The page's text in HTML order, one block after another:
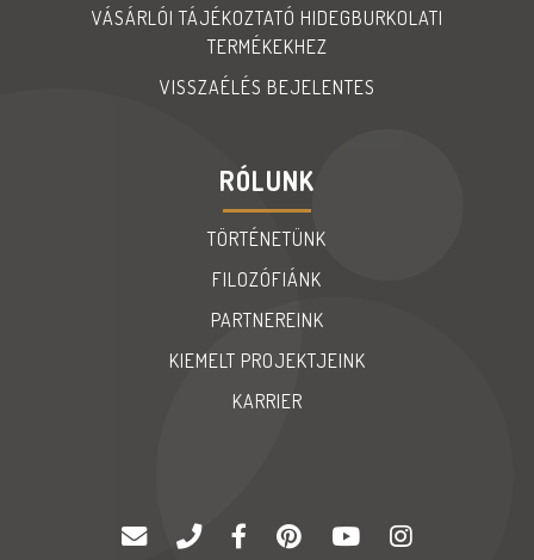
VÁSÁRLÓI TÁJÉKOZTATÓ HIDEGBURKOLATI
TERMÉKEKHEZ
VISSZAÉLÉS BEJELENTES
RÓLUNK
TÖRTÉNETÜNK
FILOZÓFIÁNK
PARTNEREINK
KIEMELT PROJEKTJEINK
KARRIER